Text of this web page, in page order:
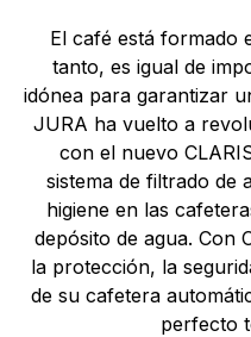
El café está formado
tanto, es igual de
idónea para garantizar
JURA ha vuelto a
con el nuevo
sistema de filtrado de
higiene en las
depósito de agua. Con
la protección, la
de su cafetera
perfecto